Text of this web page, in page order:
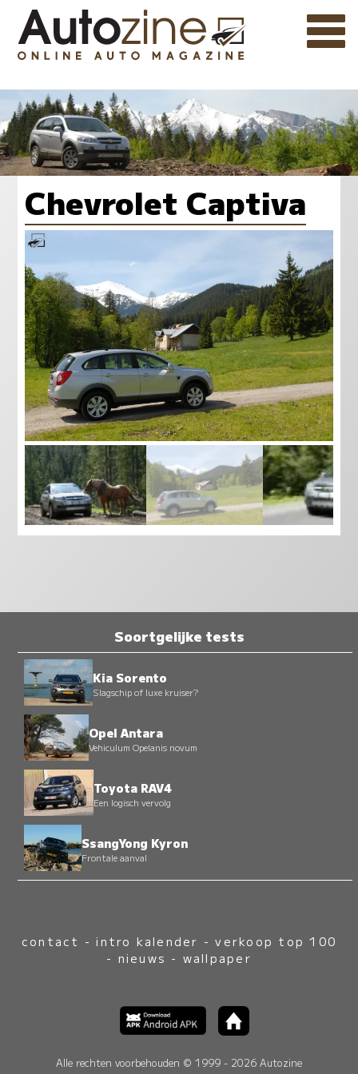
Chevrolet Captiva
Soortgelijke tests
Kia Sorento
Slagschip of luxe kruiser?
Opel Antara
Vehiculum Opelanis novum
Toyota RAV4
Een logisch vervolg
SsangYong Kyron
Frontale aanval
contact -intro kalender -verkoop top 100
- nieuws - wallpaper
Alle rechten voorbehouden © 1999 - 2026 Autozine